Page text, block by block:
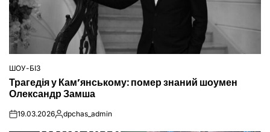
ОПУБЛІКУВАТИ
ШОУ-БІЗ
Трагедія у Кам’янському: помер знаний шоумен
Олександр Замша
on19.03.2026Опубліковано
dpchas_admin